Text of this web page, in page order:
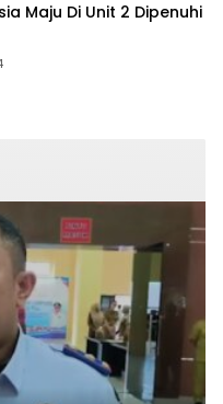
Maju Di Unit 2 Dipenuhi